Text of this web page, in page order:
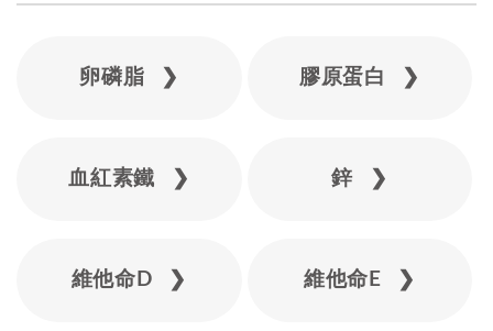
卵磷脂 ❯ 膠原蛋白 ❯
血紅素鐵 ❯ 鋅 ❯
維他命D ❯ 維他命E ❯